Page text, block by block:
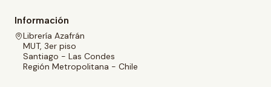
Información
Librería Azafrán
MUT, 3er piso
Santiago - Las Condes
Región Metropolitana - Chile